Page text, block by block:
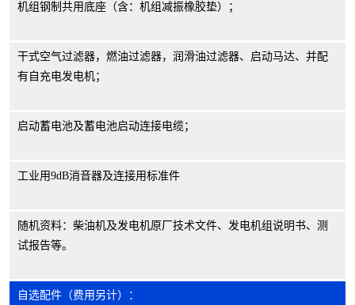
机组钢制共用底座（含：机组减振橡胶垫）；
干式空气过滤器，燃油过滤器，润滑油过滤器、启动马达、并配
有自充电发电机；
启动蓄电池及蓄电池启动连接电缆；
工业用9dB消音器及连接用标准件
随机资料：柴油机及发电机原厂技术文件、发电机组说明书、测
试报告等。
自选配件（费用另计）：